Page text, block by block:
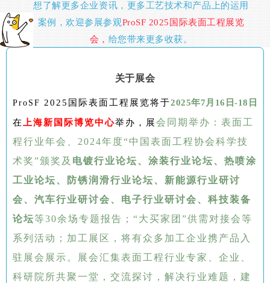
想了解更多企业资讯，更多工艺技术和产品上的运用
案例，欢迎参展参观ProSF 2025国际表面工程展览
会，给您带来更多收获。
关于展会
ProSF 2025国际表面工程展览将于2025年7月16日-18日
在上海新国际博览中心举办，展会同期举办：表面工
程行业年会、2024年度“中国表面工程协会科学技
术奖”颁奖及 电镀行业论坛、涂装行业论坛、热喷涂
工业论坛、防锈润滑行业论坛、新能源行业研讨
会、汽车行业研讨会、电子行业研讨会、科技装备
论坛等30余场专题报告；“大买家团”供需对接会等
系列活动； 加工展区，将有众多加工企业携产品入
驻展会展示。展会汇集表面工程行业专家、企业、
科研院所共聚一堂，交流探讨， 解决行业难题，建